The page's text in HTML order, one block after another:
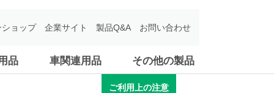
品 車関連用品 その他の製品
ョップ 企業サイト 製品Q&A お問い合わせ
ご利用上の注意